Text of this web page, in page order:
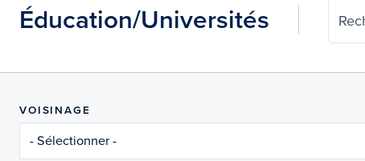
Éducation/Universités
VOISINAGE
- Sélectionner -